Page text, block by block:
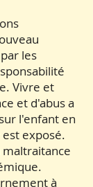
les
Vivre et
et d'abus a
l'enfant en
exposé.
maltraitance
à